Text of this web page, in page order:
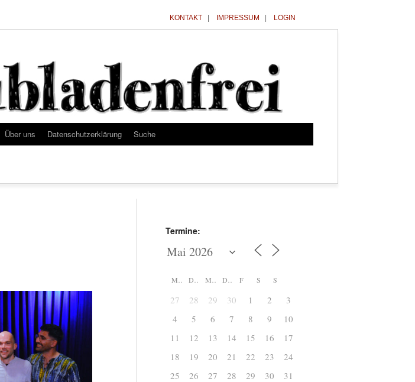
KONTAKT IMPRESSUM LOGIN
Über uns Datenschutzerklärung Suche
Termine:
F S S
27 28 29 30 1 2
3
4
5 6 7 8 9
10
11
12 13 14 15 16
17
18
19 20 21 22 23
24
25
26 27 28 29 30 31